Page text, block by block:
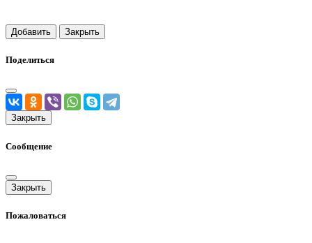
Добавить Закрыть
Поделиться
Закрыть
Сообщение
Закрыть
Пожаловаться